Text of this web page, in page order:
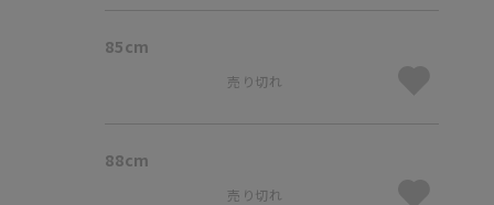
85cm
売り切れ
88cm
売り切れ